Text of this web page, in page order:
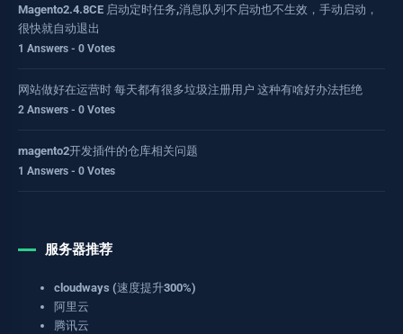
Magento2.4.8CE 启动定时任务,消息队列不启动也不生效，手动启动，
很快就自动退出
1 Answers - 0 Votes
网站做好在运营时 每天都有很多垃圾注册用户 这种有啥好办法拒绝
2 Answers - 0 Votes
magento2开发插件的仓库相关问题
1 Answers - 0 Votes
服务器推荐
cloudways (速度提升300%)
阿里云
腾讯云